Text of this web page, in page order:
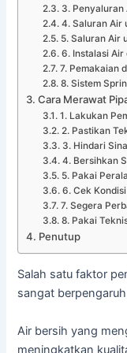
3. Penyaluran
4. Saluran Air
5. Saluran Air
6. Instalasi Air
7. Pemakaian
8. Sistem
Cara Merawat
1. Lakukan
2. Pastikan
3. Hindari
4. Bersihkan
5. Pakai
6. Cek
7. Segera
8. Pakai
Penutup
Salah satu faktor
sangat
Air bersih yang
meningkatkan